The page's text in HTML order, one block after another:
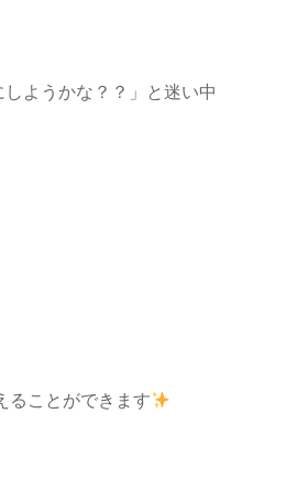
ようかな？？」と迷い中
ることができます